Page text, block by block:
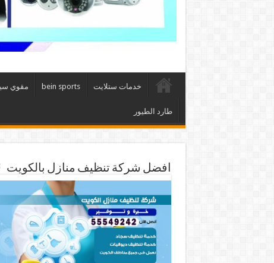
خدمات ستلايت bein sports مقوي
طارد الطيور
افضل شركة تنظيف منازل بالكويت